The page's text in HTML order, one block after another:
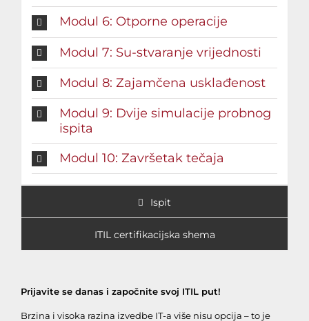
Modul 6: Otporne operacije
Modul 7: Su-stvaranje vrijednosti
Modul 8: Zajamčena usklađenost
Modul 9: Dvije simulacije probnog
ispita
Modul 10: Završetak tečaja
Ispit
ITIL certifikacijska shema
Prijavite se danas i započnite svoj ITIL put!
Brzina i visoka razina izvedbe IT-a više nisu opcija – to je